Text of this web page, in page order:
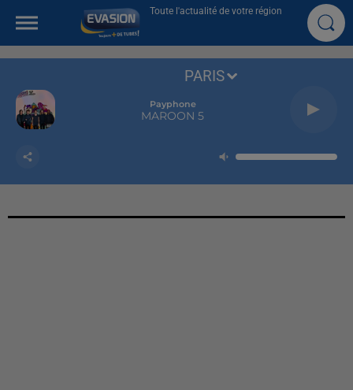
Toute l'actualité de votre région
Payphone
MAROON 5
PARIS